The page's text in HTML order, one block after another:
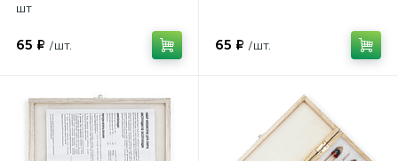
шт
65 ₽ /шт. 65 ₽ /шт.